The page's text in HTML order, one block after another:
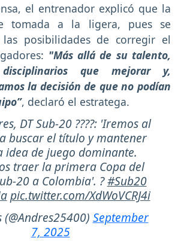
el entrenador explicó que la
tomada a la ligera, pues se
posibilidades de corregir el
"Más allá de su talento,
que mejorar y,
la decisión de que no podían
, declaró el estratega.
DT Sub-20 ????: 'Iremos al
buscar el título y mantener
idea de juego dominante.
traer la primera Copa del
20 a Colombia'. ?#Sub20
pic.twitter.com/XdWoVCRJ4i
September
7, 2025